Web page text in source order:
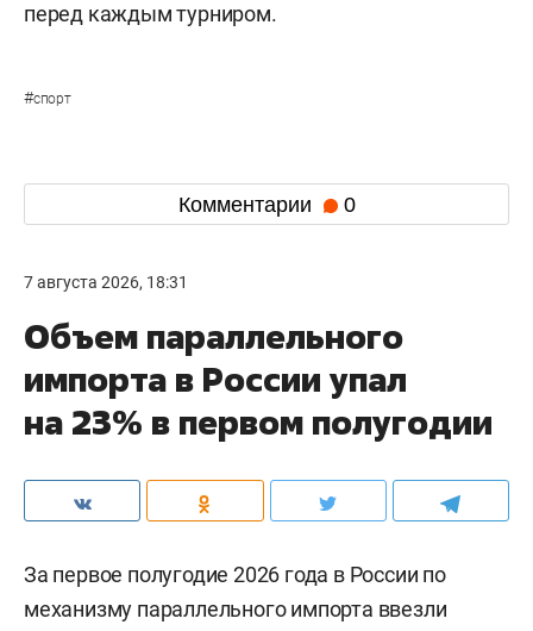
перед каждым турниром.
#спорт
Комментарии 0
7 августа 2026, 18:31
Объем параллельного
импорта в России упал
на 23% в первом полугодии
За первое полугодие 2026 года в России по
механизму параллельного импорта ввезли